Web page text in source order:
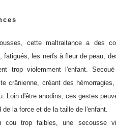
cette maltraitance a des
fatigués, les nerfs à fleur de peau,
trop violemment l'enfant.
crânienne, créant des
Loin d'être anodins, ces gestes
la force et de la taille de l'enfant.
trop faibles, une secousse